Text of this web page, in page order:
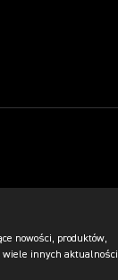
nowości, produktów,
innych aktualności